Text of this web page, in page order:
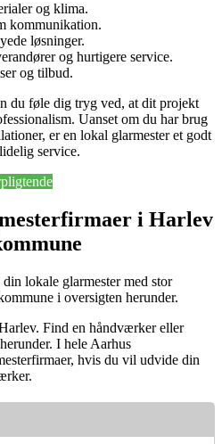
og klima.
kommunikation.
løsninger.
og hurtigere service.
og tilbud.
du føle dig tryg ved, at dit projekt
Uanset om du har brug
er en lokal glarmester et godt
service.
i Harlev
lokale glarmester med stor
i oversigten herunder.
Find en håndværker eller
I hele Aarhus
hvis du vil udvide din